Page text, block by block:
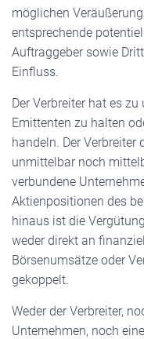
möglichen
entsprechende
Auftraggeber sowie
Einfluss.
Der Verbreiter hat es
Emittenten zu halten
handeln. Der
unmittelbar noch
verbundene
Aktienpositionen des
hinaus ist die
weder direkt an
Börsenumsätze oder
gekoppelt.
Weder der Verbreiter,
Unternehmen, noch